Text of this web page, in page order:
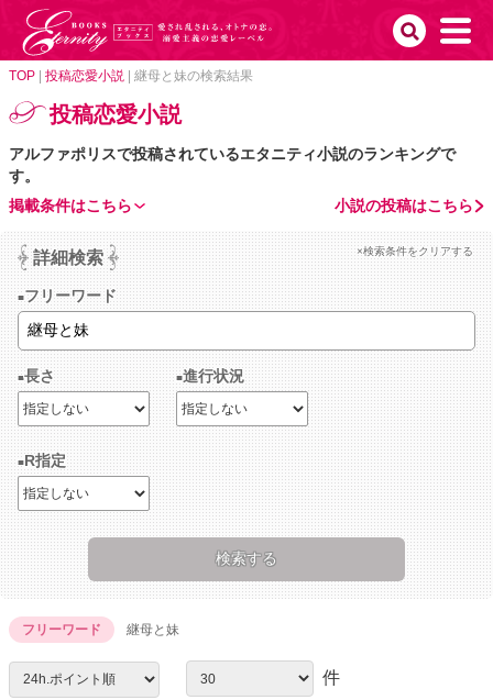
TOP 投稿恋愛小説 継母と妹の検索結果
投稿恋愛小説
アルファポリスで投稿されているエタニティ小説のランキングで
す。
小説の投稿はこちら
掲載条件はこちら
詳細検索 ×検索条件をクリアする
フリーワード
長さ 進行状況
R指定
フリーワード 継母と妹
件